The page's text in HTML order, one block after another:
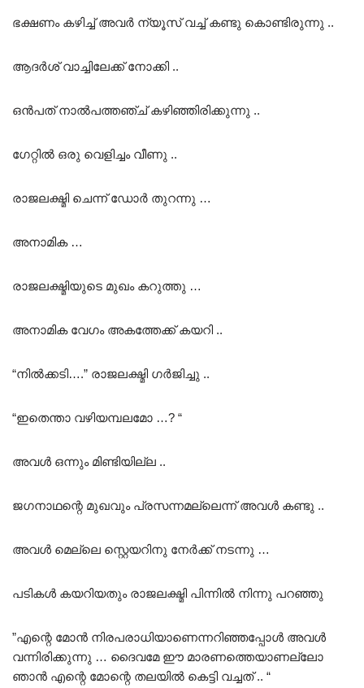
ഭക്ഷണം കഴിച്ച് അവർ ന്യൂസ് വച്ച് കണ്ടു കൊണ്ടിരുന്നു ..
ആദർശ് വാച്ചിലേക്ക് നോക്കി ..
ഒൻപത് നാൽപത്തഞ്ച് കഴിഞ്ഞിരിക്കുന്നു ..
ഗേറ്റിൽ ഒരു വെളിച്ചം വീണു ..
രാജലക്ഷ്മി ചെന്ന് ഡോർ തുറന്നു …
അനാമിക …
രാജലക്ഷ്മിയുടെ മുഖം കറുത്തു …
അനാമിക വേഗം അകത്തേക്ക് കയറി ..
“നിൽക്കടി….” രാജലക്ഷ്മി ഗർജിച്ചു ..
“ഇതെന്താ വഴിയമ്പലമോ …? “
അവൾ ഒന്നും മിണ്ടിയില്ല ..
ജഗനാഥന്റെ മുഖവും പ്രസന്നമല്ലെന്ന് അവൾ കണ്ടു ..
അവൾ മെല്ലെ സ്റ്റെയറിനു നേർക്ക് നടന്നു …
പടികൾ കയറിയതും രാജലക്ഷ്മി പിന്നിൽ നിന്നു പറഞ്ഞു
”എന്റെ മോൻ നിരപരാധിയാണെന്നറിഞ്ഞപ്പോൾ അവൾ
വന്നിരിക്കുന്നു … ദൈവമേ ഈ മാരണത്തെയാണല്ലോ
ഞാൻ എന്റെ മോന്റെ തലയിൽ കെട്ടി വച്ചത് .. “